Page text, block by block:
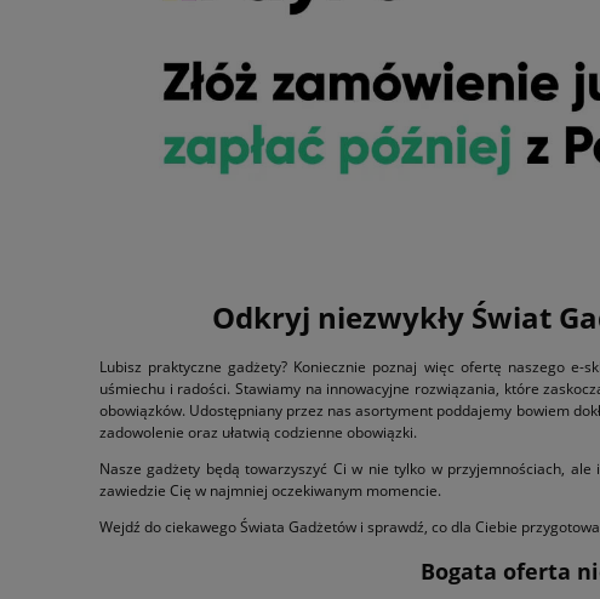
Odkryj niezwykły Świat
Lubisz praktyczne gadżety? Koniecznie poznaj więc ofertę naszego
uśmiechu i radości. Stawiamy na innowacyjne rozwiązania, które
obowiązków. Udostępniany przez nas asortyment poddajemy bowiem
zadowolenie oraz ułatwią codzienne obowiązki.
Nasze gadżety będą towarzyszyć Ci w nie tylko w przyjemnościach,
zawiedzie Cię w najmniej oczekiwanym momencie.
Wejdź do ciekawego Świata Gadżetów i sprawdź, co dla Ciebie
Bogata oferta